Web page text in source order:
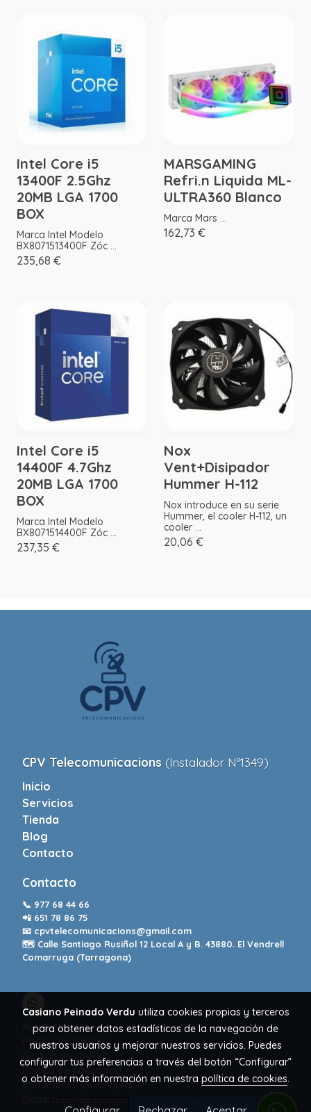
Intel Core i5
13400F 2.5Ghz
20MB LGA 1700
BOX
Marca Intel Modelo
BX8071513400F Zóc ...
235,68 €
MARSGAMING
Refri.n Liquida ML-
ULTRA360 Blanco
Marca Mars ...
162,73 €
Intel Core i5
14400F 4.7Ghz
20MB LGA 1700
BOX
Marca Intel Modelo
BX8071514400F Zóc ...
237,35 €
Nox
Vent+Disipador
Hummer H-112
Nox introduce en su serie
Hummer, el cooler H-112, un
cooler ...
20,06 €
CPV Telecomunicacions (Instalador Nº1349)
Inicio
Servicios
Tienda
Blog
Contacto
Contacto
📞 977 68 44 66
📲 651 78 86 75
📧 cpvtelecomunicacions@gmail.com
🗺️ Calle Santiago Rusiñol 12 Local A y B. 43880. El Vendrell
Comarruga (Tarragona)
Aviso legal
Política de cookies
Gestión de cookies
Política de privacidad
Condiciones de compra
Casiano Peinado Verdu utiliza cookies propias y terceros
para obtener datos estadísticos de la navegación de
nuestros usuarios y mejorar nuestros servicios. Puedes
configurar tus preferencias a través del botón “Configurar”
o obtener más información en nuestra política de cookies.